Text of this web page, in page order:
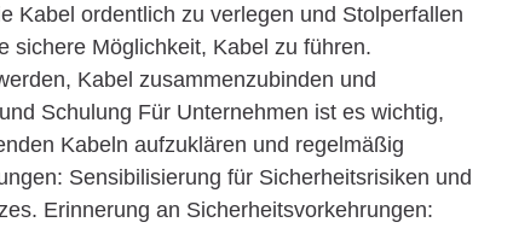
Kabel ordentlich zu verlegen und Stolperfallen
sichere Möglichkeit, Kabel zu führen.
Kabel zusammenzubinden und
Schulung Für Unternehmen ist es wichtig,
Kabeln aufzuklären und regelmäßig
Sensibilisierung für Sicherheitsrisiken und
Erinnerung an Sicherheitsvorkehrungen: